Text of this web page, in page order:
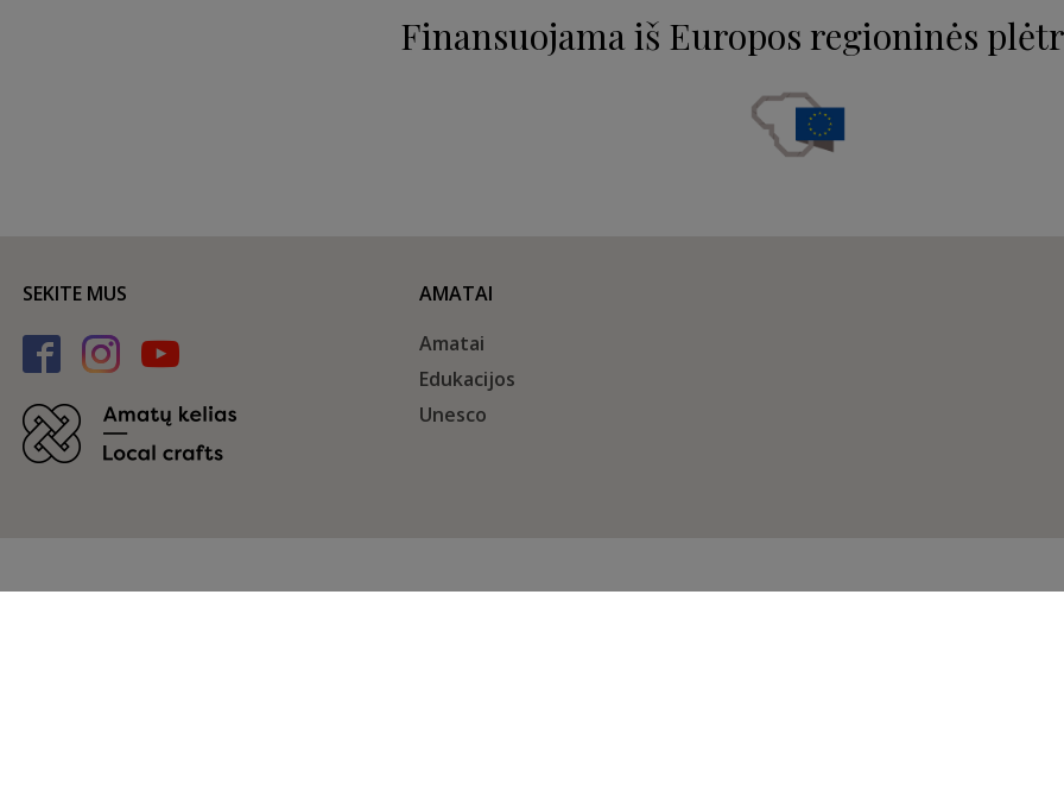
Finansuojama iš Europos regioninės
SEKITE MUS
AMATAI
Amatai
Edukacijos
Unesco